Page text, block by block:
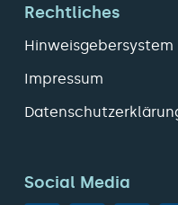
Rechtliches
Hinweisgebersystem
Impressum
Social Media